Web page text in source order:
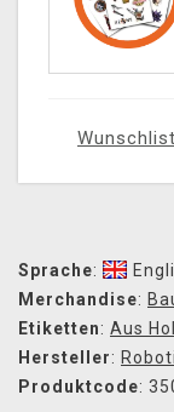
Sprache:
Merchandise:
Etiketten: Aus
Hersteller:
Produktcode: